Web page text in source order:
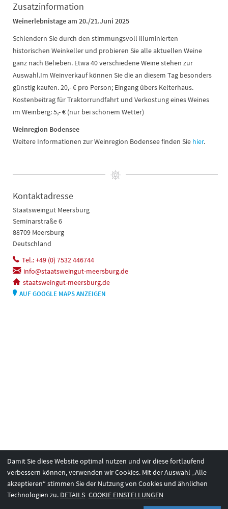
Zusatzinformation
Weinerlebnistage am 20./21.Juni 2025
Schlendern Sie durch den stimmungsvoll illuminierten
historischen Weinkeller und probieren Sie alle aktuellen Weine
ganz nach Belieben. Etwa 40 verschiedene Weine stehen zur
Auswahl.Im Weinverkauf können Sie die an diesem Tag besonders
günstig kaufen. 20,- € pro Person; Eingang übers Kelterhaus.
Kostenbeitrag für Traktorrundfahrt und Verkostung eines Weines
im Weinberg: 5,- € (nur bei schönem Wetter)
Weinregion Bodensee
Weitere Informationen zur Weinregion Bodensee finden Sie hier.
Kontaktadresse
Staatsweingut Meersburg
Seminarstraße 6
88709 Meersburg
Deutschland
Tel.: +49 (0) 7532 446744
info@staatsweingut-meersburg.de
staatsweingut-meersburg.de
AUF GOOGLE MAPS ANZEIGEN
Damit Sie diese Website optimal nutzen und wir diese fortlaufend
verbessern können, verwenden wir Cookies. Mit der Auswahl „Alle
akzeptieren“ stimmen Sie der Nutzung von Cookies und ähnlichen
Technologien zu. DETAILS COOKIE EINSTELLUNGEN